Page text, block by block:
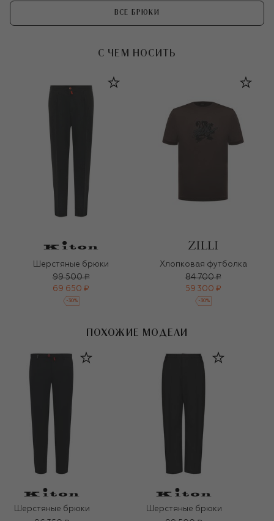
ВСЕ БРЮКИ
С ЧЕМ НОСИТЬ
Шерстяные брюки
99 500 ₽
69 650 ₽
-30%
Хлопковая футболка
84 700 ₽
59 300 ₽
-30%
ПОХОЖИЕ МОДЕЛИ
Шерстяные брюки
Шерстяные брюки